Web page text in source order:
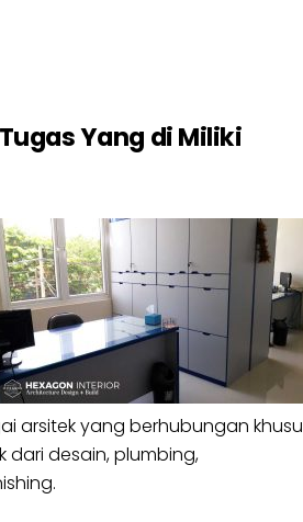
Yang di Miliki
arsitek yang berhubungan
desain, plumbing,